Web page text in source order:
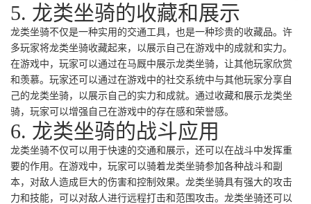
5. 龙类坐骑的收藏和展示
龙类坐骑不仅是一种实用的交通工具，也是一种珍贵的收藏品。许
多玩家将龙类坐骑收藏起来，以展示自己在游戏中的成就和实力。
在游戏中，玩家可以通过在马厩中展示龙类坐骑，让其他玩家欣赏
和羡慕。玩家还可以通过在游戏中的社交系统中与其他玩家分享自
己的龙类坐骑，以展示自己的实力和成就。通过收藏和展示龙类坐
骑，玩家可以增强自己在游戏中的存在感和荣誉感。
6. 龙类坐骑的战斗应用
龙类坐骑不仅可以用于快速的交通和展示，还可以在战斗中发挥重
要的作用。在游戏中，玩家可以骑着龙类坐骑参加各种战斗和副
本，对敌人造成巨大的伤害和控制效果。龙类坐骑具有强大的攻击
力和技能，可以对敌人进行远程打击和范围攻击。龙类坐骑还可以